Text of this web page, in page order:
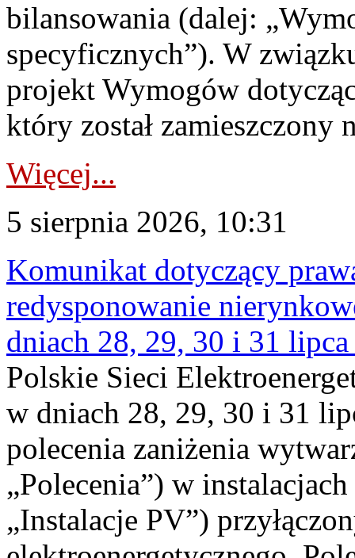
bilansowania (dalej:
specyficznych”). W
projekt Wymogów
który został zamieszczony
Więcej...
5 sierpnia 2026, 10:31
Komunikat dotyczący
redysponowanie
dniach 28, 29, 30 i 31
Polskie Sieci
w dniach 28, 29, 30 i 31
polecenia zaniżenia
„Polecenia”) w
„Instalacje PV”)